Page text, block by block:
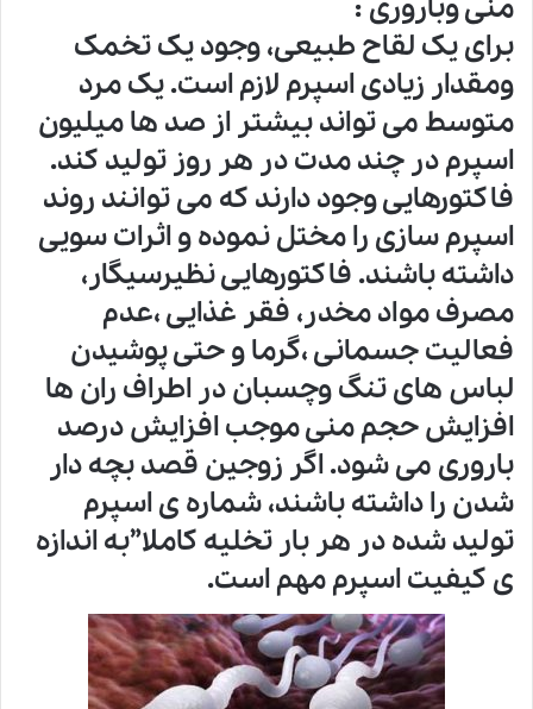
منی وباروری :
برای یک لقاح طبیعی، وجود یک تخمک
ومقدار زیادی اسپرم لازم است. یک مرد
متوسط می تواند بیشتر از صد ها میلیون
اسپرم در چند مدت در هر روز تولید کند.
فاکتورهایی وجود دارند که می توانند روند
اسپرم سازی را مختل نموده و اثرات سویی
داشته باشند. فاکتورهایی نظیرسیگار،
مصرف مواد مخدر، فقر غذایی ،عدم
فعالیت جسمانی ،گرما و حتی پوشیدن
لباس های تنگ وچسبان در اطراف ران ها
افزایش حجم منی موجب افزایش درصد
باروری می شود. اگر زوجین قصد بچه دار
شدن را داشته باشند، شماره ی اسپرم
تولید شده در هر بار تخلیه کاملا”به اندازه
ی کیفیت اسپرم مهم است.